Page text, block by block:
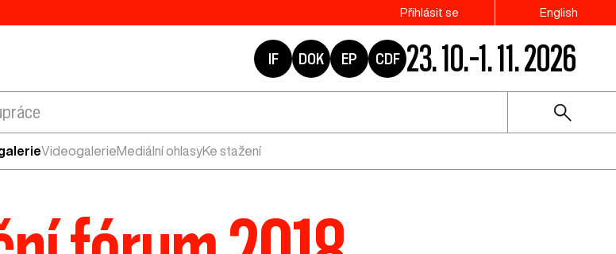
Přihlásit se English
IF DOK EP CDF 23. 10.–1. 11. 2026
VideogalerieMediální ohlasyKe stažení